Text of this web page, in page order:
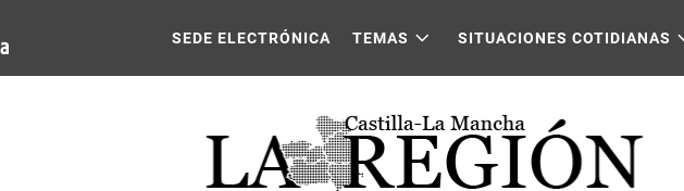
SEDE ELECTRÓNICA TEMAS SITUACIONES COTIDIANAS